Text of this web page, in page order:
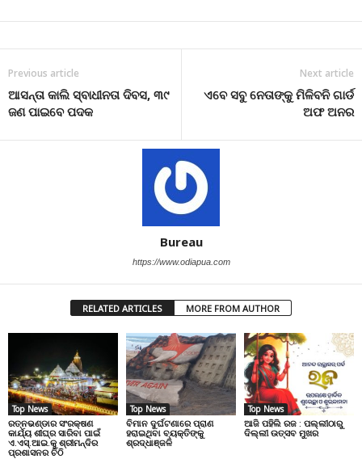
Previous article
ଆସନ୍ତା କାଲି ସ୍ବାଧୀନତା ଦିବସ, ୩୯
ଜଣ ପାଇବେ ପଦକ
Next article
ଏବେ ସବୁ ନେତାଙ୍କୁ ମିଳିବନି ଗାର୍ଡ
ଅଫ ଅନର
Bureau
https://www.odiapua.com
RELATED ARTICLES MORE FROM AUTHOR
Top News
ରତ୍ନଭଣ୍ଡାର ସଂରକ୍ଷଣ
କାର୍ଯ୍ୟ ଶୀଘ୍ର ସାରିବା ପାଇଁ
ଏ.ଏସ୍.ଆଇ.କୁ ଶ୍ରୀମନ୍ଦିର
ପ୍ରଶାସନର ଚିଠି
Top News
ବିମାନ ଦୁର୍ଘଟଣାରେ ପ୍ରାଣ
ହରାଇଥିବା ବ୍ୟକ୍ତିଙ୍କୁ
ଶ୍ରଦ୍ଧାଞ୍ଜଳି
Top News
ଆଜି ପହିଲି ରଜ : ପଲ୍ଲୀଠାରୁ
ଦିଲ୍ଲୀ ଉତ୍ସବ ମୁଖର